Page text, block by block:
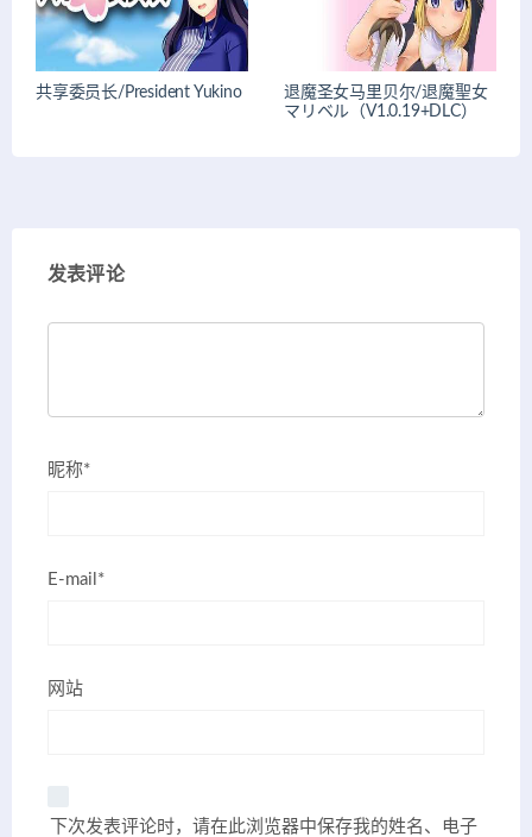
共享委员长/President Yukino
退魔圣女马里贝尔/退魔聖女
マリベル（V1.0.19+DLC）
发表评论
昵称*
E-mail*
网站
下次发表评论时，请在此浏览器中保存我的姓名、电子